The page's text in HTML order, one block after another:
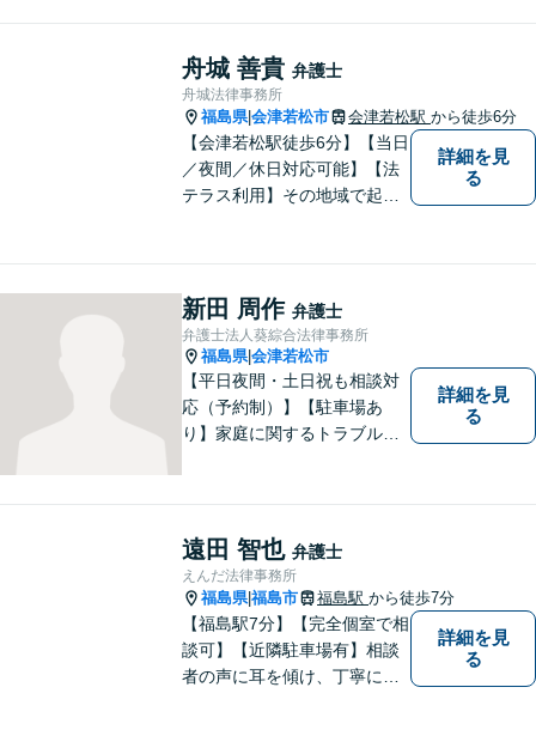
ます。日々の生活の中で気に
なるようなことがありました
ら、お気軽にご相談くださ
い。
舟城 善貴 弁護士
舟城法律事務所
福島県|会津若松市 会津若松駅 から徒歩6分
【会津若松駅徒歩6分】【当日
／夜間／休日対応可能】【法
テラス利用】その地域で起こ
原動力です。トラブルがより
複雑化してしまう前に、ぜひ
お気軽にご連絡ください。
詳細を見
る
新田 周作 弁護士
弁護士法人葵綜合法律事務所
福島県|会津若松市
【平日夜間・土日祝も相談対
応（予約制）】【駐車場あ
り】家庭に関するトラブルか
詳細を見
る
遠田 智也 弁護士
えんだ法律事務所
福島県|福島市 福島駅 から徒歩7分
【福島駅7分】【完全個室で相
談可】【近隣駐車場有】相談
者の声に耳を傾け、丁寧にわ
詳細を見
る